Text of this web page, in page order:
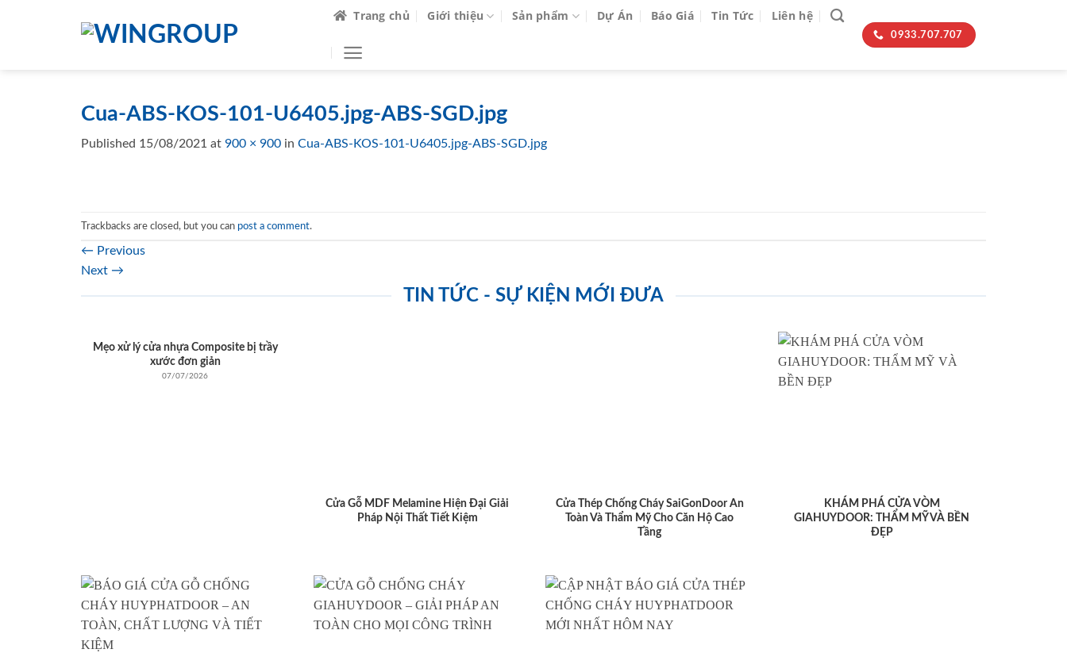
Trang chủ Giới thiệu Sản phẩm Dự Án Báo Giá Tin Tức Liên hệ
0933.707.707
Cua-ABS-KOS-101-U6405.jpg-ABS-SGD.jpg
Published 15/08/2021 at 900 × 900 in Cua-ABS-KOS-101-U6405.jpg-ABS-SGD.jpg
Trackbacks are closed, but you can post a comment.
← Previous
Next →
TIN TỨC - SỰ KIỆN MỚI ĐƯA
Mẹo xử lý cửa nhựa Composite bị trầy
xước đơn giản
07/07/2026
Cửa Gỗ MDF Melamine Hiện Đại Giải
Pháp Nội Thất Tiết Kiệm
Cửa Thép Chống Cháy SaiGonDoor An
Toàn Và Thẩm Mỹ Cho Căn Hộ Cao
Tầng
KHÁM PHÁ CỬA VÒM
GIAHUYDOOR: THẨM MỸ VÀ BỀN
ĐẸP